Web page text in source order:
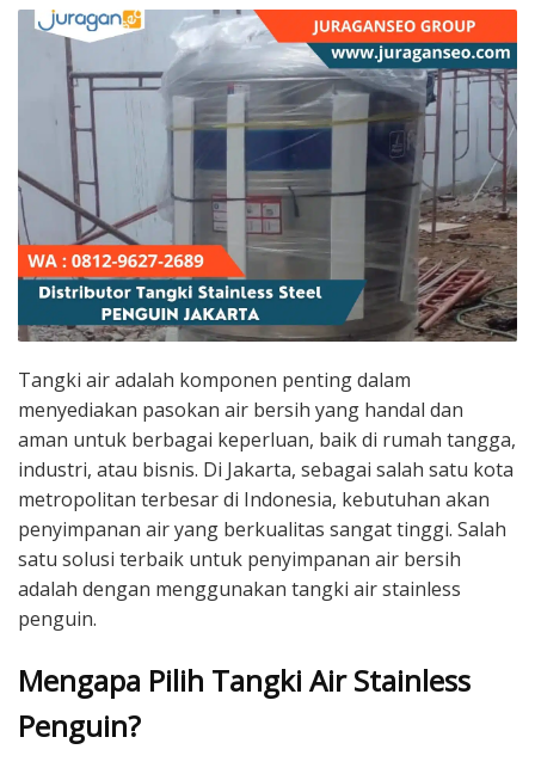
Tangki air adalah komponen penting dalam
menyediakan pasokan air bersih yang handal dan
aman untuk berbagai keperluan, baik di rumah tangga,
industri, atau bisnis. Di Jakarta, sebagai salah satu kota
metropolitan terbesar di Indonesia, kebutuhan akan
penyimpanan air yang berkualitas sangat tinggi. Salah
satu solusi terbaik untuk penyimpanan air bersih
adalah dengan menggunakan tangki air stainless
penguin.
Mengapa Pilih Tangki Air Stainless
Penguin?